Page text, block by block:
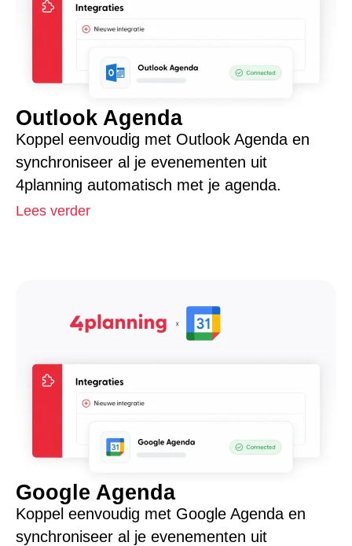
Outlook Agenda
Koppel eenvoudig met Outlook Agenda en
synchroniseer al je evenementen uit
4planning automatisch met je agenda.
Lees verder
Google Agenda
Koppel eenvoudig met Google Agenda en
synchroniseer al je evenementen uit